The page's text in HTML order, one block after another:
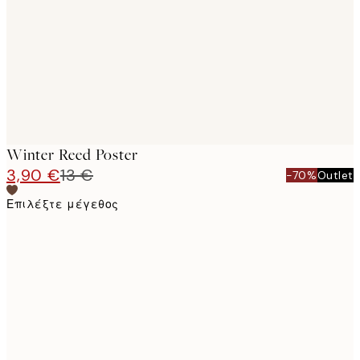
Winter Reed Poster
3,90 €13 € -70%Outlet
Επιλέξτε μέγεθος